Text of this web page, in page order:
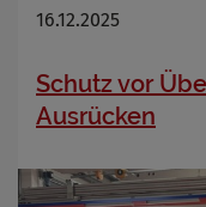
16.12.2025
Schutz vor
Ausrücken